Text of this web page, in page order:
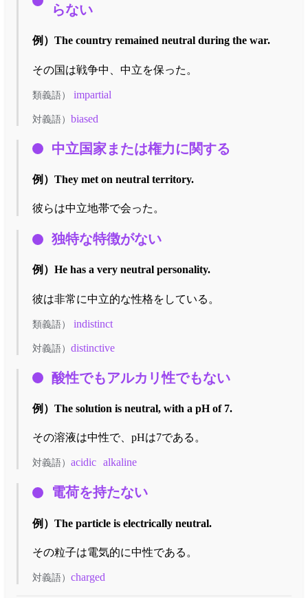
らない
例） The country remained neutral during the war.
その国は戦争中、中立を保った。
類義語） impartial
対義語） biased
中立国家または権力に関する
例） They met on neutral territory.
彼らは中立地帯で会った。
独特な特徴がない
例） He has a very neutral personality.
彼は非常に中立的な性格をしている。
類義語） indistinct
対義語） distinctive
酸性でもアルカリ性でもない
例） The solution is neutral, with a pH of 7.
その溶液は中性で、pHは7である。
対義語） acidic alkaline
電荷を持たない
例） The particle is electrically neutral.
その粒子は電気的に中性である。
対義語） charged